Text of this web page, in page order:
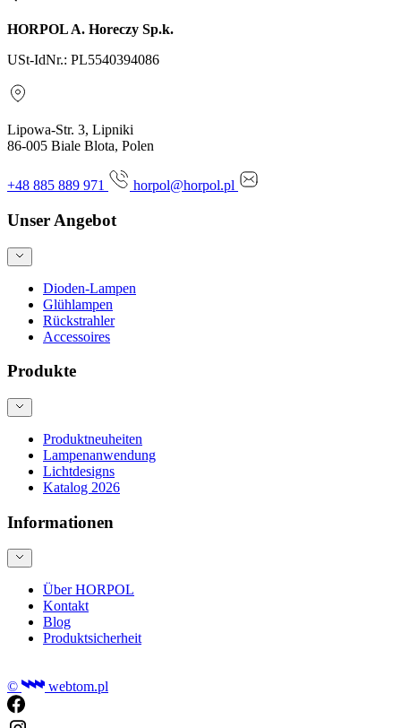
HORPOL A. Horeczy Sp.k.
USt-IdNr.: PL5540394086
Lipowa-Str. 3, Lipniki
86-005 Biale Blota, Polen
+48 885 889 971 horpol@horpol.pl
Unser Angebot
Dioden-Lampen
Glühlampen
Rückstrahler
Accessoires
Produkte
Produktneuheiten
Lampenanwendung
Lichtdesigns
Katalog 2026
Informationen
Über HORPOL
Kontakt
Blog
Produktsicherheit
© webtom.pl